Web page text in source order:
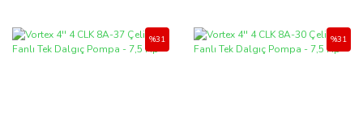
%31 %31